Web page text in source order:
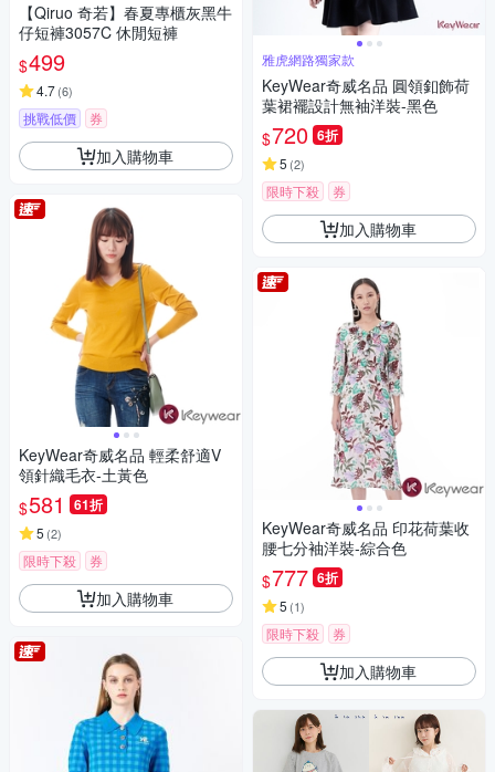
【Qiruo 奇若】春夏專櫃灰黑牛
仔短褲3057C 休閒短褲
$499
4.7(6)
挑戰低價 券
加入購物車
KeyWear奇威名品 輕柔舒適V
領針織毛衣-土黃色
$581 61折
5 (2)
限時下殺 券
加入購物車
雅虎網路獨家款
KeyWear奇威名品 圓領釦飾荷
葉裙襬設計無袖洋裝-黑色
$720 6折
5 (2)
限時下殺 券
加入購物車
KeyWear奇威名品 印花荷葉收
腰七分袖洋裝-綜合色
$777 6折
5 (1)
限時下殺 券
加入購物車